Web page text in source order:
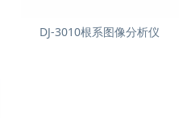
DJ-3010根系图像分析仪